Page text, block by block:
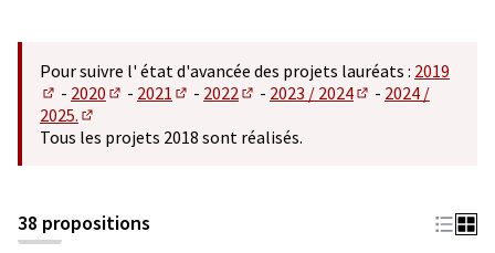
Pour suivre l' état d'avancée des projets lauréats : 2019
(S'ouvre dans un nouvel onglet)
- 2020
(S'ouvre dans un nouvel onglet)
- 2021
(S'ouvre dans un nouvel onglet)
- 2022
(S'ouvre dans un nouvel onglet)
- 2023 / 2024
(S'ouvre dans un
- 2024 /
2025.
(S'ouvre dans un nouvel onglet)
Tous les projets 2018 sont réalisés.
38 propositions